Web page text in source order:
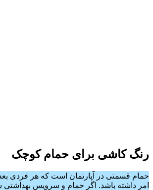
رنگ کاشی برای حمام کوچک
حمام قسمتی در آپارتمان است که هر فردی بعد
امر داشته باشد. اگر حمام و سرویس بهداشتی